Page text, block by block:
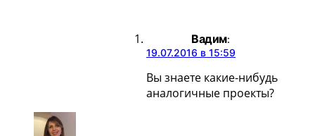
Вадим:
19.07.2016 в 15:59
Вы знаете какие-нибудь
аналогичные проекты?